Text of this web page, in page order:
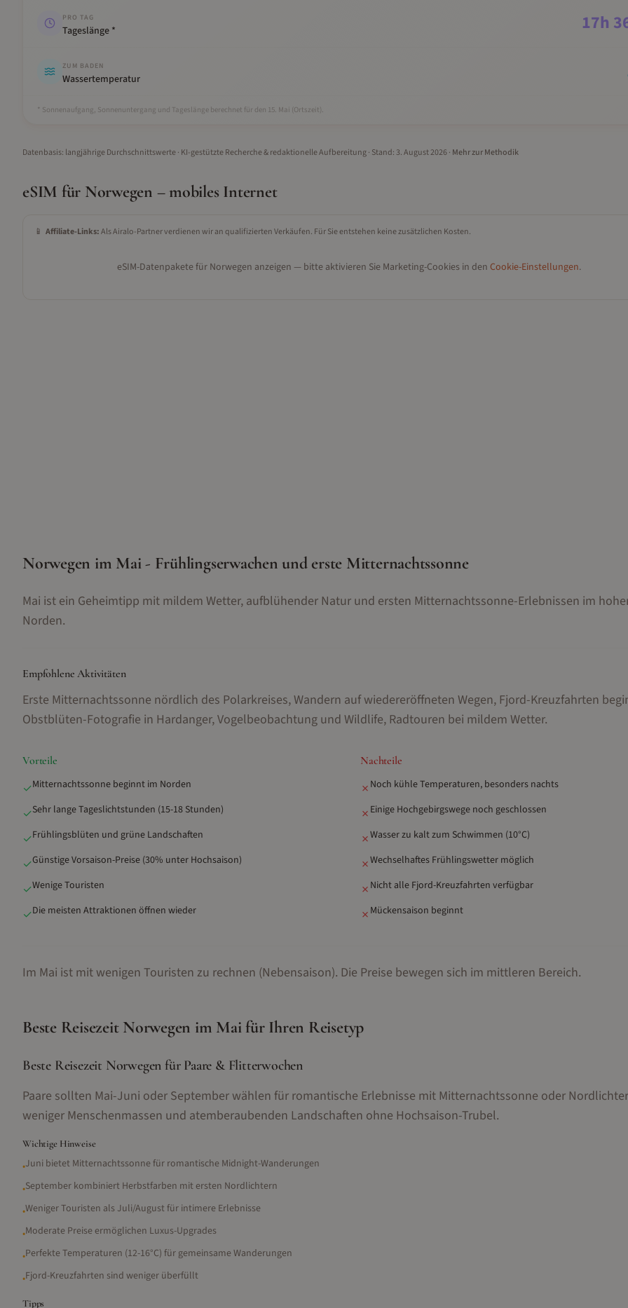
PRO TAG
Tageslänge * 17h
ZUM BADEN
Wassertemperatur
* Sonnenaufgang, Sonnenuntergang und Tageslänge berechnet für den 15. Mai (Ortszeit).
Datenbasis: langjährige Durchschnittswerte · KI-gestützte Recherche & redaktionelle Aufbereitung· Stand: 3. August 2026· Mehr zur Methodik
eSIM für Norwegen – mobiles Internet
📱 Affiliate-Links:Als Airalo-Partner verdienen wir an qualifizierten Verkäufen. Für Sie entstehen keine zusätzlichen Kosten.
eSIM-Datenpakete für Norwegen anzeigen — bitte aktivieren Sie Marketing-Cookies in den Cookie-Einstellungen.
Norwegen im Mai - Frühlingserwachen und erste Mitternachtssonne
Mai ist ein Geheimtipp mit mildem Wetter, aufblühender Natur und ersten Mitternachtssonne-Erlebnissen im
Norden.
Empfohlene Aktivitäten
Erste Mitternachtssonne nördlich des Polarkreises, Wandern auf wiedereröffneten Wegen, Fjord-Kreuzfahrten
Obstblüten-Fotografie in Hardanger, Vogelbeobachtung und Wildlife, Radtouren bei mildem Wetter.
Vorteile
✓Mitternachtssonne beginnt im Norden
✓Sehr lange Tageslichtstunden (15-18 Stunden)
✓Frühlingsblüten und grüne Landschaften
✓Günstige Vorsaison-Preise (30% unter Hochsaison)
✓Wenige Touristen
✓Die meisten Attraktionen öffnen wieder
Nachteile
✗ Noch kühle Temperaturen, besonders nachts
✗ Einige Hochgebirgswege noch geschlossen
✗Wasser zu kalt zum Schwimmen (10°C)
✗Wechselhaftes Frühlingswetter möglich
✗ Nicht alle Fjord-Kreuzfahrten verfügbar
✗ Mückensaison beginnt
Im Mai ist mit wenigen Touristen zu rechnen (Nebensaison). Die Preise bewegen sich im mittleren Bereich.
Beste Reisezeit Norwegen im Maifür Ihren Reisetyp
Beste Reisezeit Norwegen für Paare & Flitterwochen
Paare sollten Mai-Juni oder September wählen für romantische Erlebnisse mit Mitternachtssonne oder
weniger Menschenmassen und atemberaubenden Landschaften ohne Hochsaison-Trubel.
Wichtige Hinweise
•Juni bietet Mitternachtssonne für romantische Midnight-Wanderungen
•September kombiniert Herbstfarben mit ersten Nordlichtern
•Weniger Touristen als Juli/August für intimere Erlebnisse
•Moderate Preise ermöglichen Luxus-Upgrades
•Perfekte Temperaturen (12-16°C) für gemeinsame Wanderungen
•Fjord-Kreuzfahrten sind weniger überfüllt
Tipps